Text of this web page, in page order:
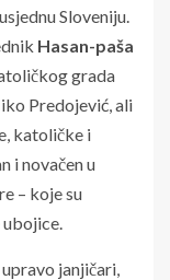
Sloveniju.
Hasan-paša
grada
Predojević, ali
katoličke i
i novačen u
– koje su
janjičari,